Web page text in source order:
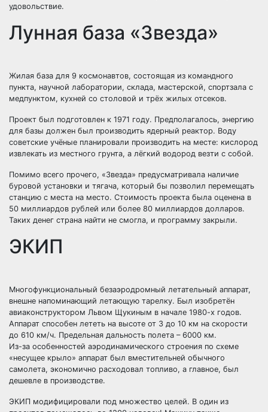
удовольствие.
Лунная база «Звезда»
Жилая база для 9 космонавтов, состоящая из командного
пункта, научной лаборатории, склада, мастерской, спортзала с
медпунктом, кухней со столовой и трёх жилых отсеков.
Проект был подготовлен к 1971 году. Предполагалось, энергию
для базы должен был производить ядерный реактор. Воду
советские учёные планировали производить на месте: кислород
извлекать из местного грунта, а лёгкий водород везти с собой.
Помимо всего прочего, «Звезда» предусматривала наличие
буровой установки и тягача, который бы позволил перемещать
станцию с места на место. Стоимость проекта была оценена в
50 миллиардов рублей или более 80 миллиардов долларов.
Таких денег страна найти не смогла, и программу закрыли.
ЭКИП
Многофункциональный безаэродромный летательный аппарат,
внешне напоминающий летающую тарелку. Был изобретён
авиаконструктором Львом Щукиным в начале 1980-х годов.
Аппарат способен лететь на высоте от 3 до 10 км на скорости
до 610 км/ч. Предельная дальность полета – 6000 км.
Из-за особенностей аэродинамического строения по схеме
«несущее крыло» аппарат был вместительней обычного
самолета, экономично расходовал топливо, а главное, был
дешевле в производстве.
ЭКИП модифицировали под множество целей. В один из